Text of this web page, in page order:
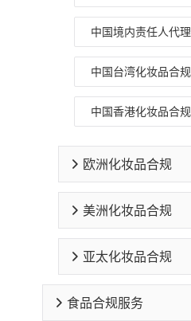
中国境内责任人代理
中国台湾化妆品合规
中国香港化妆品合规
欧洲化妆品合规
美洲化妆品合规
亚太化妆品合规
食品合规服务